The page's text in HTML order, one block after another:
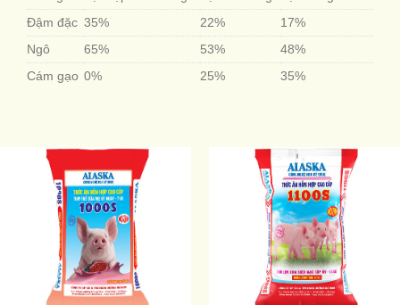
Đậm đặc 35% 22%
17%
Ngô
65% 53%
48%
Cám gạo 0% 25% 35%